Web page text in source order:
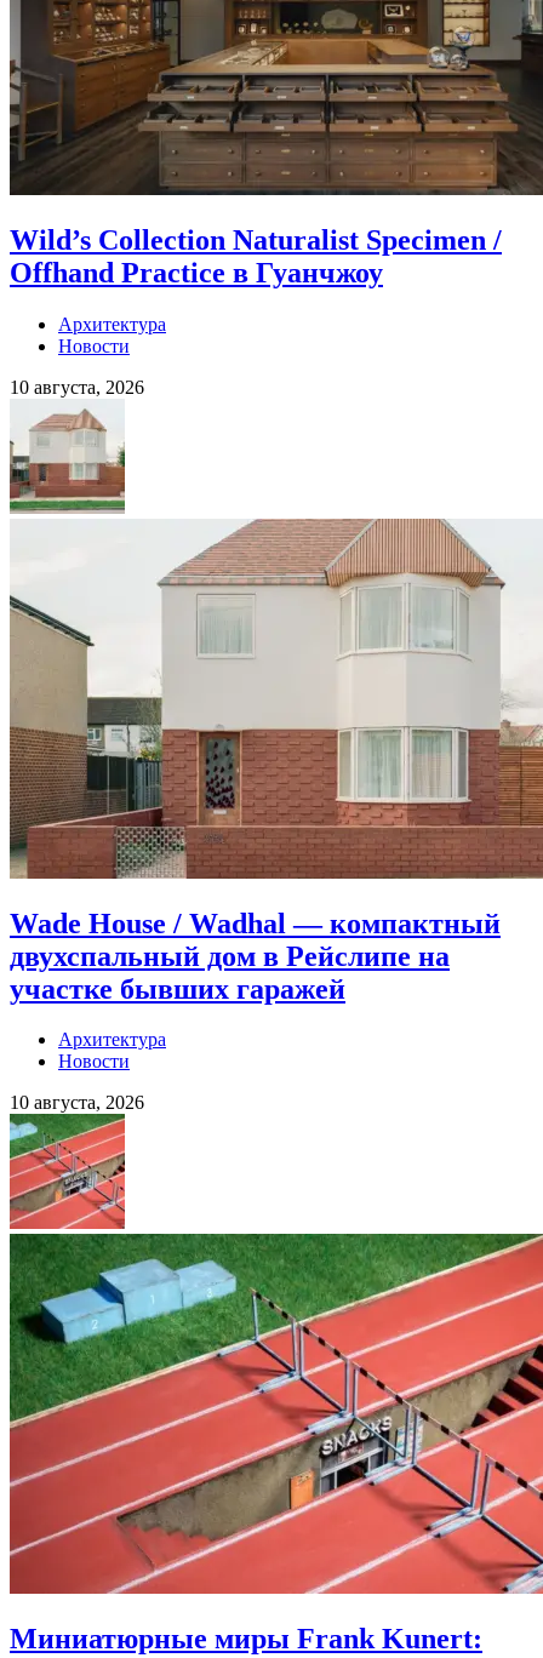
Wild’s Collection Naturalist Specimen /
Offhand Practice в Гуанчжоу
Архитектура
Новости
10 августа, 2026
Wade House / Wadhal — компактный
двухспальный дом в Рейслипе на
участке бывших гаражей
Архитектура
Новости
10 августа, 2026
Миниатюрные миры Frank Kunert: